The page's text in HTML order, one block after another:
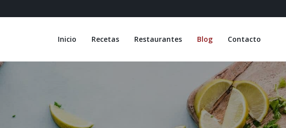
Inicio Recetas Restaurantes Blog Contacto